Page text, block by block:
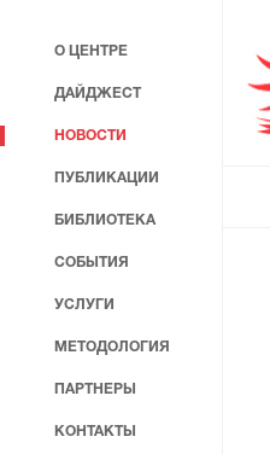
О ЦЕНТРЕ
ДАЙДЖЕСТ
НОВОСТИ
ПУБЛИКАЦИИ
БИБЛИОТЕКА
СОБЫТИЯ
УСЛУГИ
МЕТОДОЛОГИЯ
ПАРТНЕРЫ
КОНТАКТЫ